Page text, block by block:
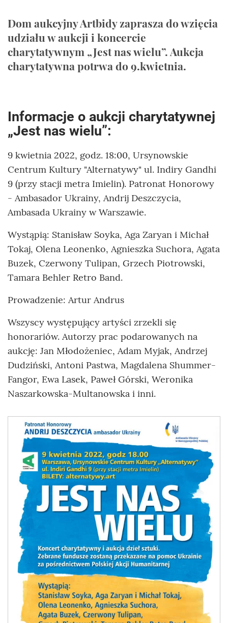
Dom aukcyjny Artbidy zaprasza do wzięcia
udziału w aukcji i koncercie
charytatywnym „Jest nas wielu”. Aukcja
charytatywna potrwa do 9.kwietnia.
Informacje o aukcji charytatywnej
„Jest nas wielu”:
9 kwietnia 2022, godz. 18:00, Ursynowskie
Centrum Kultury "Alternatywy" ul. Indiry Gandhi
9 (przy stacji metra Imielin). Patronat Honorowy
- Ambasador Ukrainy, Andrij Deszczycia,
Ambasada Ukrainy w Warszawie.
Wystąpią: Stanisław Soyka, Aga Zaryan i Michał
Tokaj, Olena Leonenko, Agnieszka Suchora, Agata
Buzek, Czerwony Tulipan, Grzech Piotrowski,
Tamara Behler Retro Band.
Prowadzenie: Artur Andrus
Wszyscy występujący artyści zrzekli się
honorariów. Autorzy prac podarowanych na
aukcję: Jan Młodożeniec, Adam Myjak, Andrzej
Dudziński, Antoni Pastwa, Magdalena Shummer-
Fangor, Ewa Lasek, Paweł Górski, Weronika
Naszarkowska-Multanowska i inni.